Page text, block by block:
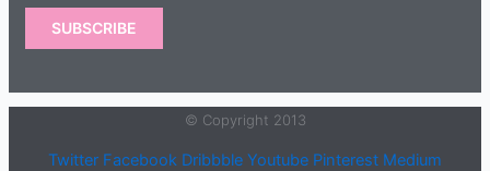
SUBSCRIBE
© Copyright 2013
Twitter Facebook Dribbble Youtube Pinterest Medium